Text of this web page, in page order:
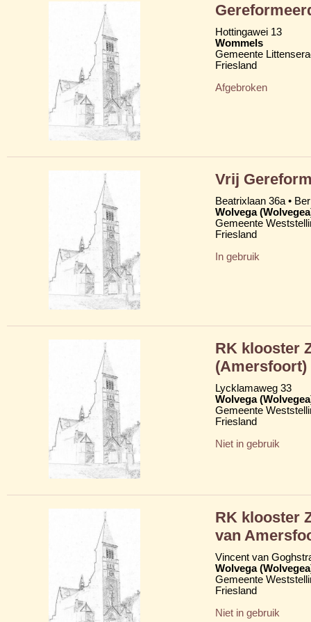
Hottingawei 13
Wommels
Gemeente
Friesland
Afgebroken
Vrij
Beatrixlaan 36a •
Wolvega
Gemeente
Friesland
In gebruik
RK klooster
(Amersfoort)
Lycklamaweg 33
Wolvega
Gemeente
Friesland
Niet in gebruik
RK klooster
van
Vincent van
Wolvega
Gemeente
Friesland
Niet in gebruik